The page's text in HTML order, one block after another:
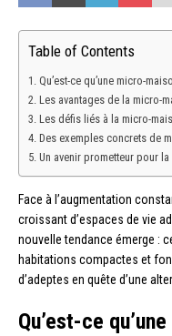
Table of Contents
Qu’est-ce qu’une micro-
Les avantages de la micro-
Les défis liés à la micro-
Des exemples concrets de
Un avenir prometteur pour
Face à l’augmentation
croissant d’espaces de vie
nouvelle tendance émerge :
habitations compactes et
d’adeptes en quête d’une
Qu’est-ce